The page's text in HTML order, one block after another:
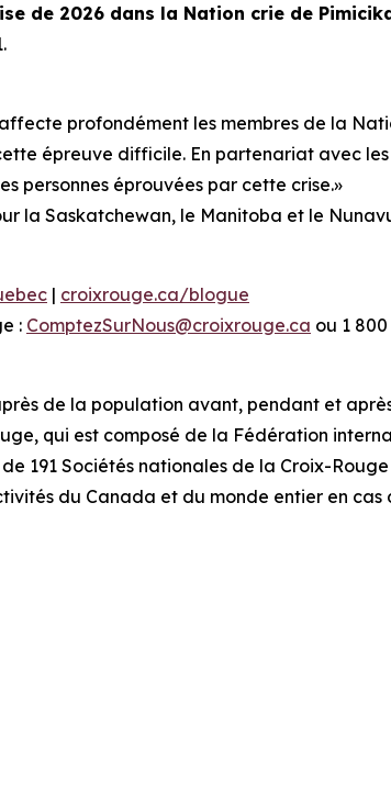
de 2026 dans la Nation crie de
profondément les membres de la
épreuve difficile. En partenariat avec
personnes éprouvées par cette crise.»
la Saskatchewan, le Manitoba et le
| croixrouge.ca/blogue
: ComptezSurNous@croixrouge.ca ou 1 800
de la population avant, pendant et
qui est composé de la Fédération
191 Sociétés nationales de la Croix-
du Canada et du monde entier en